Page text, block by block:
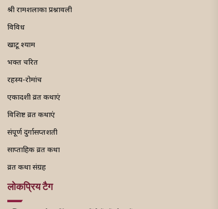
श्री रामशलाका प्रश्नावली
विविध
खाटू श्याम
भक्त चरित
रहस्य-रोमांच
एकादशी व्रत कथाएं
विशिष्ट व्रत कथाएं
संपूर्ण दुर्गासप्तशती
साप्ताहिक व्रत कथा
व्रत कथा संग्रह
लोकप्रिय टैग